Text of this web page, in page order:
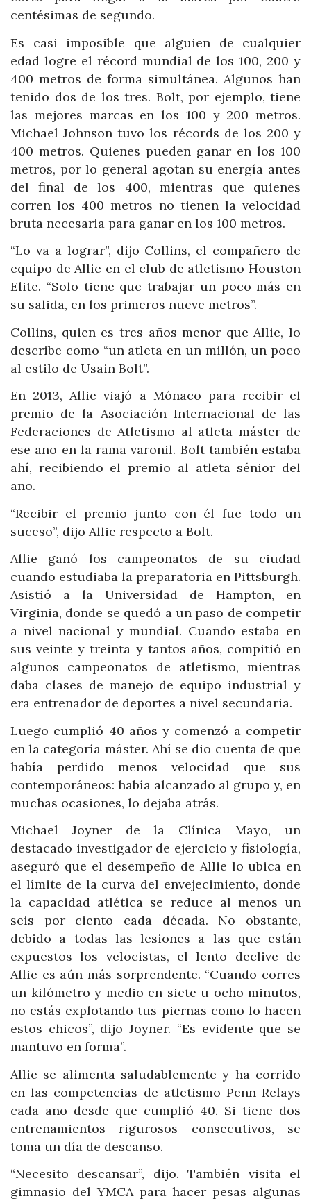
centésimas de segundo.
Es casi imposible que alguien de cualquier
edad logre el récord mundial de los 100, 200 y
400 metros de forma simultánea. Algunos han
tenido dos de los tres. Bolt, por ejemplo, tiene
las mejores marcas en los 100 y 200 metros.
Michael Johnson tuvo los récords de los 200 y
400 metros. Quienes pueden ganar en los 100
metros, por lo general agotan su energía antes
del final de los 400, mientras que quienes
corren los 400 metros no tienen la velocidad
bruta necesaria para ganar en los 100 metros.
“Lo va a lograr”, dijo Collins, el compañero de
equipo de Allie en el club de atletismo Houston
Elite. “Solo tiene que trabajar un poco más en
su salida, en los primeros nueve metros”.
Collins, quien es tres años menor que Allie, lo
describe como “un atleta en un millón, un poco
al estilo de Usain Bolt”.
En 2013, Allie viajó a Mónaco para recibir el
premio de la Asociación Internacional de las
Federaciones de Atletismo al atleta máster de
ese año en la rama varonil. Bolt también estaba
ahí, recibiendo el premio al atleta sénior del
año.
“Recibir el premio junto con él fue todo un
suceso”, dijo Allie respecto a Bolt.
Allie ganó los campeonatos de su ciudad
cuando estudiaba la preparatoria en Pittsburgh.
Asistió a la Universidad de Hampton, en
Virginia, donde se quedó a un paso de competir
a nivel nacional y mundial. Cuando estaba en
sus veinte y treinta y tantos años, compitió en
algunos campeonatos de atletismo, mientras
daba clases de manejo de equipo industrial y
era entrenador de deportes a nivel secundaria.
Luego cumplió 40 años y comenzó a competir
en la categoría máster. Ahí se dio cuenta de que
había perdido menos velocidad que sus
contemporáneos: había alcanzado al grupo y, en
muchas ocasiones, lo dejaba atrás.
Michael Joyner de la Clínica Mayo, un
destacado investigador de ejercicio y fisiología,
aseguró que el desempeño de Allie lo ubica en
el límite de la curva del envejecimiento, donde
la capacidad atlética se reduce al menos un
seis por ciento cada década. No obstante,
debido a todas las lesiones a las que están
expuestos los velocistas, el lento declive de
Allie es aún más sorprendente. “Cuando corres
un kilómetro y medio en siete u ocho minutos,
no estás explotando tus piernas como lo hacen
estos chicos”, dijo Joyner. “Es evidente que se
mantuvo en forma”.
Allie se alimenta saludablemente y ha corrido
en las competencias de atletismo Penn Relays
cada año desde que cumplió 40. Si tiene dos
entrenamientos rigurosos consecutivos, se
toma un día de descanso.
“Necesito descansar”, dijo. También visita el
gimnasio del YMCA para hacer pesas algunas